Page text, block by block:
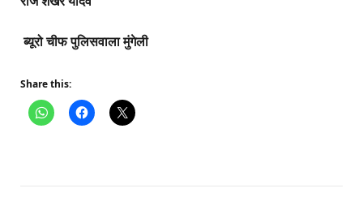
ब्यूरो चीफ पुलिसवाला मुंगेली
Share this: